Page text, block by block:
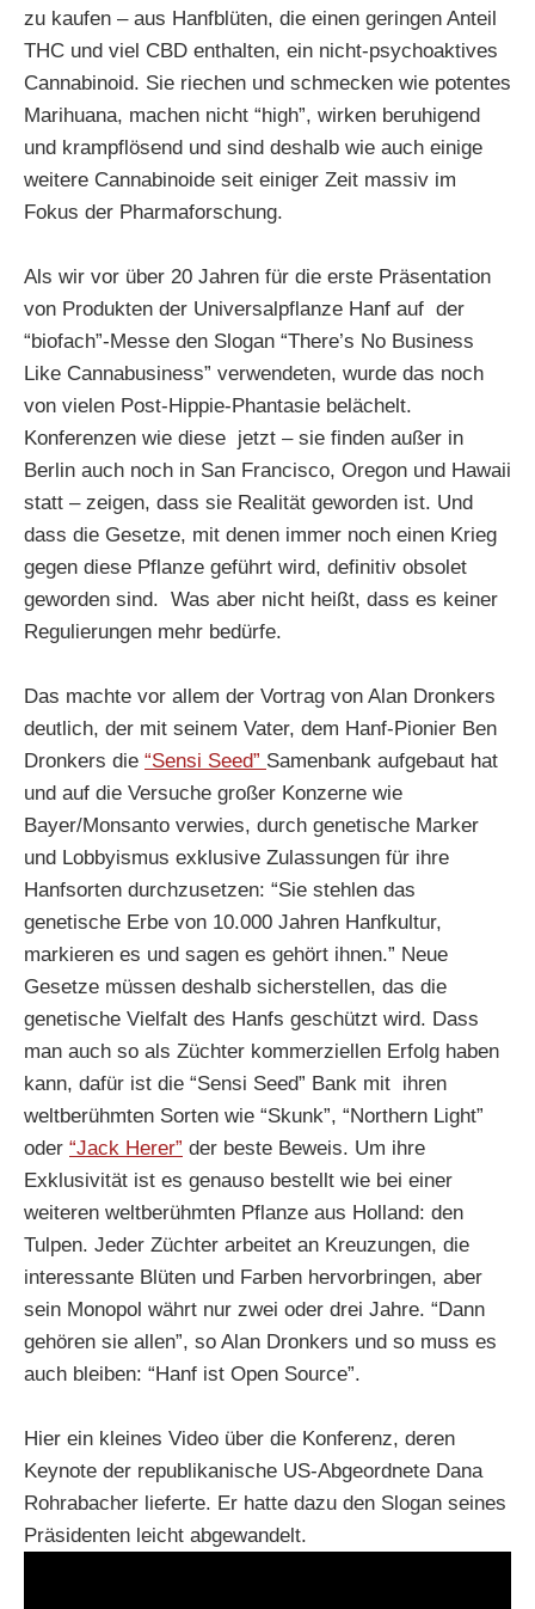
zu kaufen – aus Hanfblüten, die einen geringen Anteil
THC und viel CBD enthalten, ein nicht-psychoaktives
Cannabinoid. Sie riechen und schmecken wie potentes
Marihuana, machen nicht “high”, wirken beruhigend
und krampflösend und sind deshalb wie auch einige
weitere Cannabinoide seit einiger Zeit massiv im
Fokus der Pharmaforschung.
Als wir vor über 20 Jahren für die erste Präsentation
von Produkten der Universalpflanze Hanf auf der
“biofach”-Messe den Slogan “There’s No Business
Like Cannabusiness” verwendeten, wurde das noch
von vielen Post-Hippie-Phantasie belächelt.
Konferenzen wie diese jetzt – sie finden außer in
Berlin auch noch in San Francisco, Oregon und Hawaii
statt – zeigen, dass sie Realität geworden ist. Und
dass die Gesetze, mit denen immer noch einen Krieg
gegen diese Pflanze geführt wird, definitiv obsolet
geworden sind. Was aber nicht heißt, dass es keiner
Regulierungen mehr bedürfe.
Das machte vor allem der Vortrag von Alan Dronkers
deutlich, der mit seinem Vater, dem Hanf-Pionier Ben
Dronkers die “Sensi Seed” Samenbank aufgebaut hat
und auf die Versuche großer Konzerne wie
Bayer/Monsanto verwies, durch genetische Marker
und Lobbyismus exklusive Zulassungen für ihre
Hanfsorten durchzusetzen: “Sie stehlen das
genetische Erbe von 10.000 Jahren Hanfkultur,
markieren es und sagen es gehört ihnen.” Neue
Gesetze müssen deshalb sicherstellen, das die
genetische Vielfalt des Hanfs geschützt wird. Dass
man auch so als Züchter kommerziellen Erfolg haben
kann, dafür ist die “Sensi Seed” Bank mit ihren
weltberühmten Sorten wie “Skunk”, “Northern Light”
oder “Jack Herer” der beste Beweis. Um ihre
Exklusivität ist es genauso bestellt wie bei einer
weiteren weltberühmten Pflanze aus Holland: den
Tulpen. Jeder Züchter arbeitet an Kreuzungen, die
interessante Blüten und Farben hervorbringen, aber
sein Monopol währt nur zwei oder drei Jahre. “Dann
gehören sie allen”, so Alan Dronkers und so muss es
auch bleiben: “Hanf ist Open Source”.
Hier ein kleines Video über die Konferenz, deren
Keynote der republikanische US-Abgeordnete Dana
Rohrabacher lieferte. Er hatte dazu den Slogan seines
Präsidenten leicht abgewandelt.